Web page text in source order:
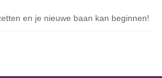
en je nieuwe baan kan beginnen!